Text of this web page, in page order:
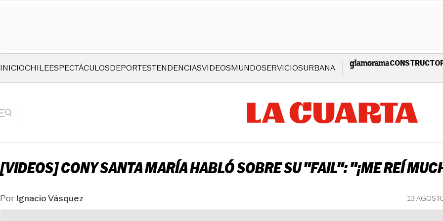
INICIOCHILEESPECTÁCULOSDEPORTESTENDENCIASVIDEOSMUNDOSERVICIOSURBANA
[VIDEOS] CONY SANTA MARÍA HABLÓ SOBRE SU "FAIL": "¡ME REÍ
PorIgnacio Vásquez 13